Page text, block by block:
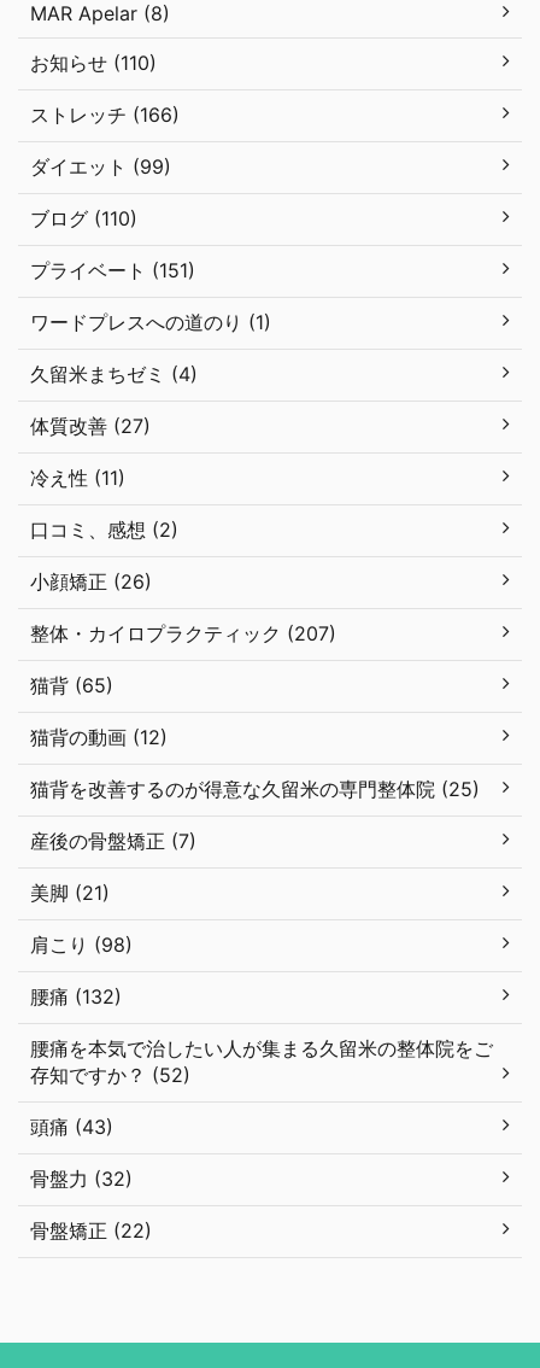
MAR Apelar (8)
お知らせ (110)
ストレッチ (166)
ダイエット (99)
ブログ (110)
プライベート (151)
ワードプレスへの道のり (1)
久留米まちゼミ (4)
体質改善 (27)
冷え性 (11)
口コミ、感想 (2)
小顔矯正 (26)
整体・カイロプラクティック (207)
猫背 (65)
猫背の動画 (12)
猫背を改善するのが得意な久留米の専門整体院 (25)
産後の骨盤矯正 (7)
美脚 (21)
肩こり (98)
腰痛 (132)
腰痛を本気で治したい人が集まる久留米の整体院をご
存知ですか？ (52)
頭痛 (43)
骨盤力 (32)
骨盤矯正 (22)